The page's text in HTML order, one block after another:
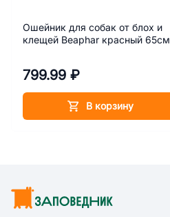
Ошейник для собак от блох и
клещей Beaphar красный 65см
799.99 ₽
В корзину